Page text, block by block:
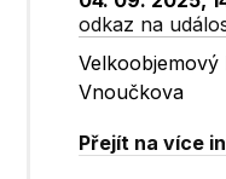
odkaz na
Vnoučkova
Přejít na více